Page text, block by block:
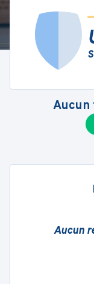
Aucun
Aucun